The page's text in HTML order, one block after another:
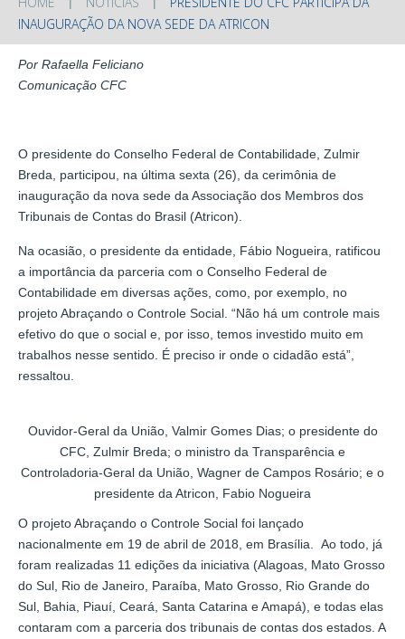
INAUGURAÇÃO DA NOVA SEDE DA ATRICON
Por Rafaella Feliciano
Comunicação CFC
O presidente do Conselho Federal de Contabilidade, Zulmir
Breda, participou, na última sexta (26), da cerimônia de
inauguração da nova sede da Associação dos Membros dos
Tribunais de Contas do Brasil (Atricon).
Na ocasião, o presidente da entidade, Fábio Nogueira, ratificou
a importância da parceria com o Conselho Federal de
Contabilidade em diversas ações, como, por exemplo, no
projeto Abraçando o Controle Social. “Não há um controle mais
efetivo do que o social e, por isso, temos investido muito em
trabalhos nesse sentido. É preciso ir onde o cidadão está”,
ressaltou.
Ouvidor-Geral da União, Valmir Gomes Dias; o presidente do
CFC, Zulmir Breda; o ministro da Transparência e
Controladoria-Geral da União, Wagner de Campos Rosário; e o
presidente da Atricon, Fabio Nogueira
O projeto Abraçando o Controle Social foi lançado
nacionalmente em 19 de abril de 2018, em Brasília. Ao todo, já
foram realizadas 11 edições da iniciativa (Alagoas, Mato Grosso
do Sul, Rio de Janeiro, Paraíba, Mato Grosso, Rio Grande do
Sul, Bahia, Piauí, Ceará, Santa Catarina e Amapá), e todas elas
contaram com a parceria dos tribunais de contas dos estados. A